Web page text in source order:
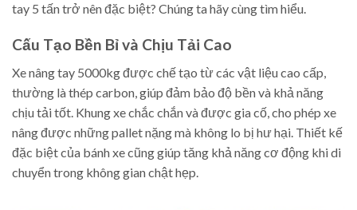
tay 5 tấn trở nên đặc biệt? Chúng ta hãy cùng tìm hiểu.
Cấu Tạo Bền Bỉ và Chịu Tải Cao
Xe nâng tay 5000kg được chế tạo từ các vật liệu cao cấp,
thường là thép carbon, giúp đảm bảo độ bền và khả năng
chịu tải tốt. Khung xe chắc chắn và được gia cố, cho phép xe
nâng được những pallet nặng mà không lo bị hư hại. Thiết kế
đặc biệt của bánh xe cũng giúp tăng khả năng cơ động khi di
chuyển trong không gian chật hẹp.